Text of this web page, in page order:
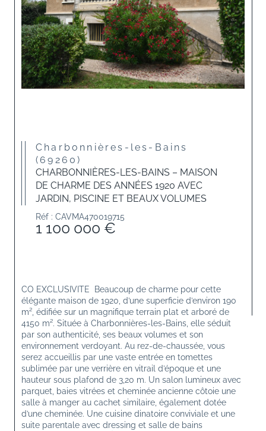
Charbonnières-les-Bains
(69260)
CHARBONNIÈRES-LES-BAINS – MAISON
DE CHARME DES ANNÉES 1920 AVEC
JARDIN, PISCINE ET BEAUX VOLUMES
Réf : CAVMA470019715
1 100 000 €
CO EXCLUSIVITE  Beaucoup de charme pour cette
élégante maison de 1920, d’une superficie d’environ 190
m², édifiée sur un magnifique terrain plat et arboré de
4150 m². Située à Charbonnières-les-Bains, elle séduit
par son authenticité, ses beaux volumes et son
environnement verdoyant. Au rez-de-chaussée, vous
serez accueillis par une vaste entrée en tomettes
sublimée par une verrière en vitrail d’époque et une
hauteur sous plafond de 3,20 m. Un salon lumineux avec
parquet, baies vitrées et cheminée ancienne côtoie une
salle à manger au cachet similaire, également dotée
d’une cheminée. Une cuisine dinatoire conviviale et une
suite parentale avec dressing et salle de bains